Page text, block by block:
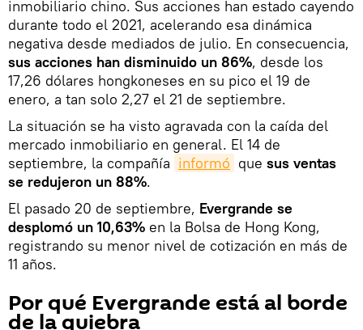
inmobiliario chino. Sus acciones han estado cayendo
durante todo el 2021, acelerando esa dinámica
negativa desde mediados de julio. En consecuencia,
sus acciones han disminuido un 86%, desde los
17,26 dólares hongkoneses en su pico el 19 de
enero, a tan solo 2,27 el 21 de septiembre.
La situación se ha visto agravada con la caída del
mercado inmobiliario en general. El 14 de
septiembre, la compañía informó que sus ventas
se redujeron un 88%.
El pasado 20 de septiembre, Evergrande se
desplomó un 10,63% en la Bolsa de Hong Kong,
registrando su menor nivel de cotización en más de
11 años.
Por qué Evergrande está al borde
de la quiebra